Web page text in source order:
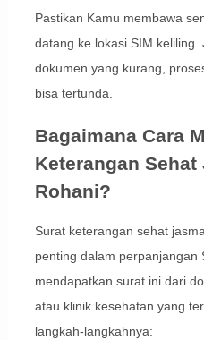
Pastikan Kamu membawa
datang ke lokasi SIM keliling.
dokumen yang kurang,
bisa tertunda.
Bagaimana Cara
Keterangan
Rohani?
Surat keterangan sehat
penting dalam perpanjangan
mendapatkan surat ini dari
atau klinik kesehatan yang
langkah-langkahnya: